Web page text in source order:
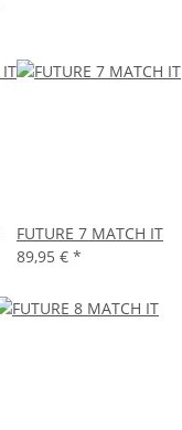
FUTURE 7 MATCH IT
89,95 € *